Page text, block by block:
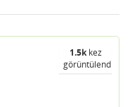
1.5kkez
görüntülendi